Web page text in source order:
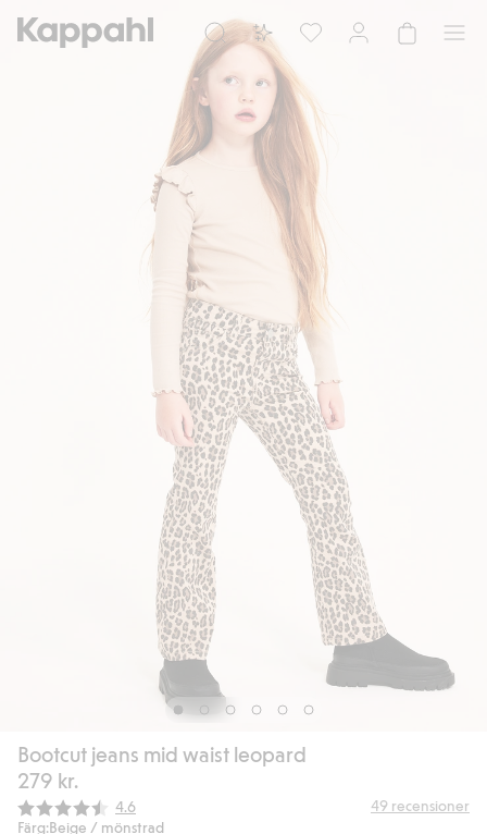
Bootcut jeans mid waist leopard
279 kr.
Snittbetyg:
4.6 49 recensioner
Färg:Beige / mönstrad